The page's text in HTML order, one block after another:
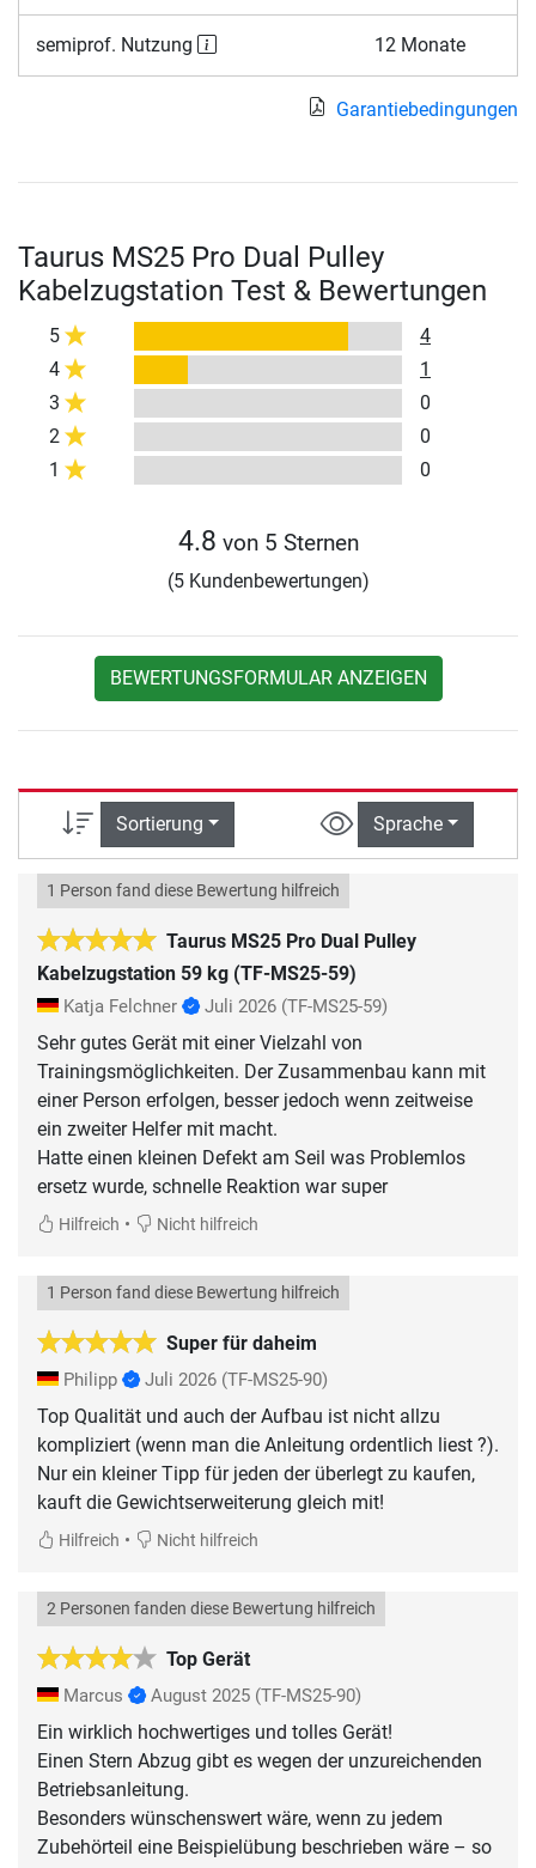
semiprof. Nutzung 12 Monate
Garantiebedingungen
Taurus MS25 Pro Dual Pulley
Kabelzugstation Test & Bewertungen
5
4
4
1
3
0
2
0
1
0
4.8 von 5 Sternen
(5 Kundenbewertungen)
BEWERTUNGSFORMULAR ANZEIGEN
Sortierung Sprache
Taurus MS25 Pro Dual Pulley
Kabelzugstation 59 kg (TF-MS25-59)
1 Person fand diese Bewertung hilfreich
Katja Felchner Juli 2026 (TF-MS25-59)
Sehr gutes Gerät mit einer Vielzahl von
Trainingsmöglichkeiten. Der Zusammenbau kann mit
einer Person erfolgen, besser jedoch wenn zeitweise
ein zweiter Helfer mit macht.
Hatte einen kleinen Defekt am Seil was Problemlos
ersetz wurde, schnelle Reaktion war super
Hilfreich • Nicht hilfreich
Super für daheim
1 Person fand diese Bewertung hilfreich
Philipp Juli 2026 (TF-MS25-90)
Top Qualität und auch der Aufbau ist nicht allzu
kompliziert (wenn man die Anleitung ordentlich liest ?).
Nur ein kleiner Tipp für jeden der überlegt zu kaufen,
kauft die Gewichtserweiterung gleich mit!
Hilfreich • Nicht hilfreich
Top Gerät
2 Personen fanden diese Bewertung hilfreich
Marcus August 2025 (TF-MS25-90)
Ein wirklich hochwertiges und tolles Gerät!
Einen Stern Abzug gibt es wegen der unzureichenden
Betriebsanleitung.
Besonders wünschenswert wäre, wenn zu jedem
Zubehörteil eine Beispielübung beschrieben wäre – so